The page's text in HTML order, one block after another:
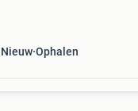
Nieuw Ophalen